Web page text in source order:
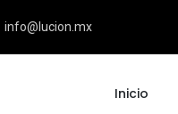
info@lucion.mx
Inicio